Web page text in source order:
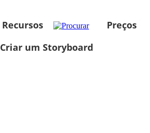
Recursos
Preços
Criar um Storyboard